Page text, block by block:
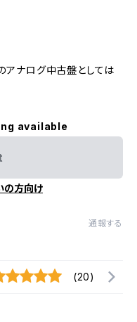
アナログ中古盤としては
available
の方向け
通報する
(20)